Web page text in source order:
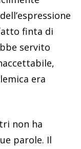
finta di
servito
era
non ha
parole. Il